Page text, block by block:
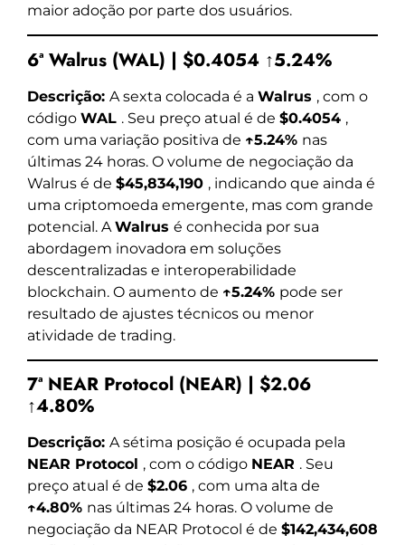
maior adoção por parte dos usuários.
6ª Walrus (WAL) | $0.4054 ↑5.24%
Descrição: A sexta colocada é a Walrus , com o
código WAL . Seu preço atual é de $0.4054 ,
com uma variação positiva de ↑5.24% nas
últimas 24 horas. O volume de negociação da
Walrus é de $45,834,190 , indicando que ainda é
uma criptomoeda emergente, mas com grande
potencial. A Walrus é conhecida por sua
abordagem inovadora em soluções
descentralizadas e interoperabilidade
blockchain. O aumento de ↑5.24% pode ser
resultado de ajustes técnicos ou menor
atividade de trading.
7ª NEAR Protocol (NEAR) | $2.06
↑4.80%
Descrição: A sétima posição é ocupada pela
NEAR Protocol , com o código NEAR . Seu
preço atual é de $2.06 , com uma alta de
↑4.80% nas últimas 24 horas. O volume de
negociação da NEAR Protocol é de $142,434,608